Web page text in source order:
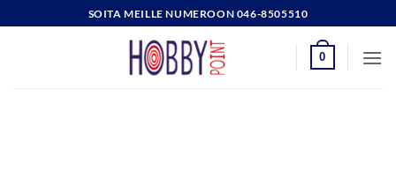
to
SOITA MEILLE NUMEROON 046-8505510
0